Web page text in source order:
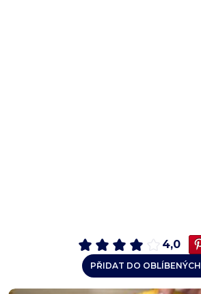
4,0
PŘIDAT DO OBLÍBENÝCH